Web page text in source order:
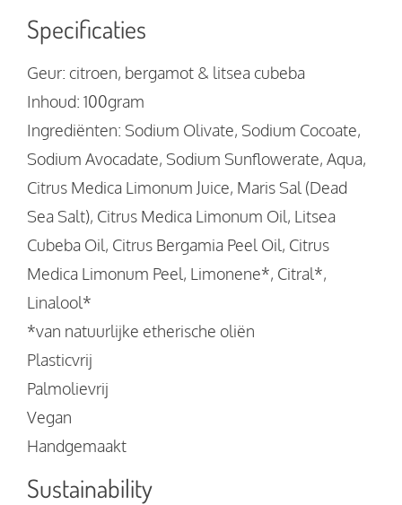
Specificaties
Geur: citroen, bergamot & litsea cubeba
Inhoud: 100gram
Ingrediënten: Sodium Olivate, Sodium Cocoate,
Sodium Avocadate, Sodium Sunflowerate, Aqua,
Citrus Medica Limonum Juice, Maris Sal (Dead
Sea Salt), Citrus Medica Limonum Oil, Litsea
Cubeba Oil, Citrus Bergamia Peel Oil, Citrus
Medica Limonum Peel, Limonene*, Citral*,
Linalool*
*van natuurlijke etherische oliën
Plasticvrij
Palmolievrij
Vegan
Handgemaakt
Sustainability